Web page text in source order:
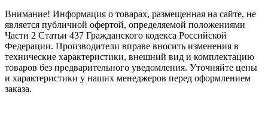
Внимание! Информация о товарах, размещенная на сайте, не
является публичной офертой, определяемой положениями
Части 2 Статьи 437 Гражданского кодекса Российской
Федерации. Производители вправе вносить изменения в
технические характеристики, внешний вид и комплектацию
товаров без предварительного уведомления. Уточняйте цены
и характеристики у наших менеджеров перед оформлением
заказа.